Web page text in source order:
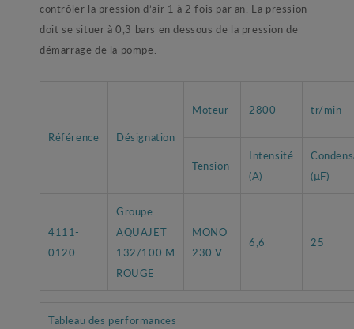
contrôler la pression d’air 1 à 2 fois par an. La pression
doit se situer à 0,3 bars en dessous de la pression de
démarrage de la pompe.
Référence Désignation
Moteur 2800 tr/min
Tension
Intensité
(A)
(µF)
4111-
0120
Groupe
AQUAJET
132/100 M
ROUGE
MONO
230 V
6,6 25
Tableau des performances